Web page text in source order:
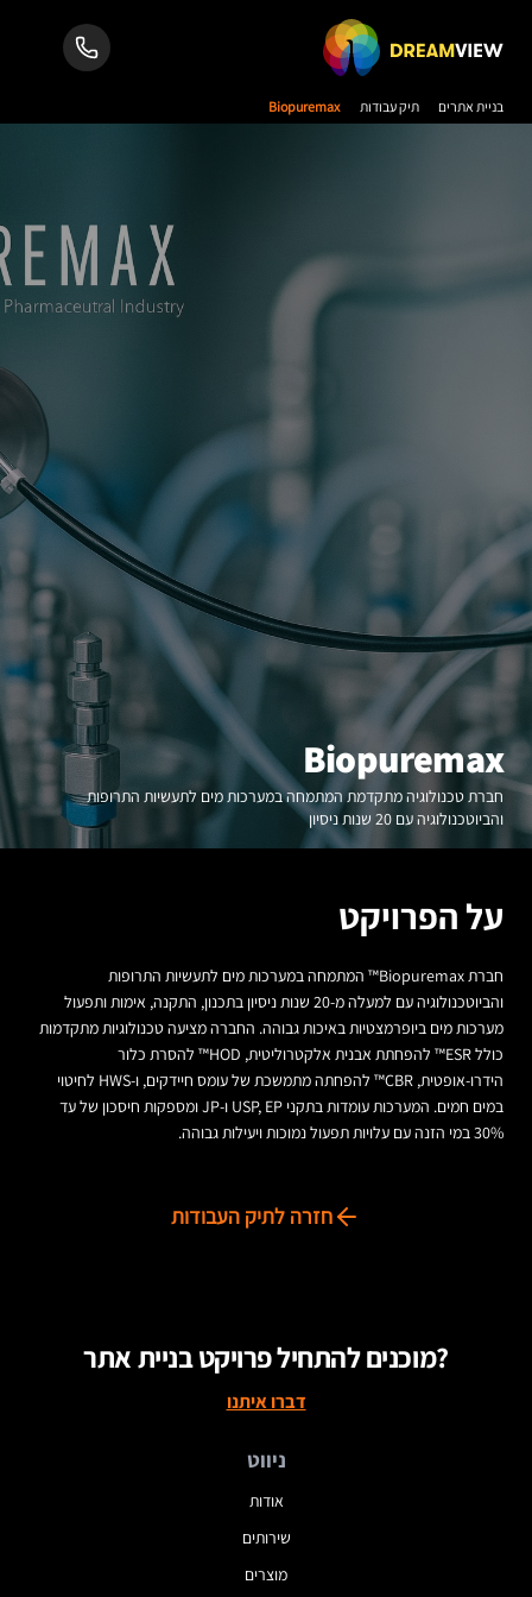
בניית אתרים תיק עבודות Biopuremax
Biopuremax
חברת טכנולוגיה מתקדמת המתמחה במערכות מים לתעשיות התרופות
והביוטכנולוגיה עם 20 שנות ניסיון
על הפרויקט
חברת Biopuremax™ המתמחה במערכות מים לתעשיות התרופות
והביוטכנולוגיה עם למעלה מ-20 שנות ניסיון בתכנון, התקנה, אימות ותפעול
מערכות מים ביופרמצטיות באיכות גבוהה. החברה מציעה טכנולוגיות מתקדמות
כולל ESR™ להפחתת אבנית אלקטרוליטית, HOD™ להסרת כלור
הידרו-אופטית, CBR™ להפחתה מתמשכת של עומס חיידקים, ו-HWS לחיטוי
במים חמים. המערכות עומדות בתקני USP, EP ו-JP ומספקות חיסכון של עד
30% במי הזנה עם עלויות תפעול נמוכות ויעילות גבוהה.
חזרה לתיק העבודות
מוכנים להתחיל פרויקט בניית אתר?
דברו איתנו
ניווט
אודות
שירותים
מוצרים